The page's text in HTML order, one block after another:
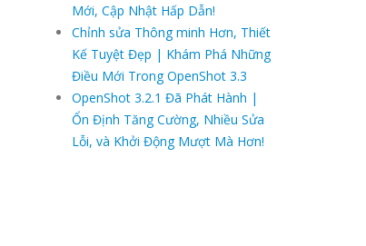
Mới, Cập Nhật Hấp Dẫn!
Chỉnh sửa Thông minh Hơn, Thiết
Kế Tuyệt Đẹp | Khám Phá Những
Điều Mới Trong OpenShot 3.3
OpenShot 3.2.1 Đã Phát Hành |
Ổn Định Tăng Cường, Nhiều Sửa
Lỗi, và Khởi Động Mượt Mà Hơn!